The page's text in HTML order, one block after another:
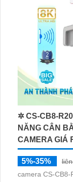
✲ CS-CB8-
NĂNG CÂN
CAMERA GIÁ
5%-35%
camera CS-